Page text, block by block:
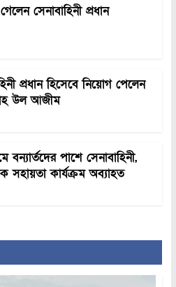
সেনাবাহিনী প্রধান
প্রধান হিসেবে নিয়োগ পেলেন
উল আজীম
বন্যার্তদের পাশে সেনাবাহিনী,
সহায়তা কার্যক্রম অব্যাহত